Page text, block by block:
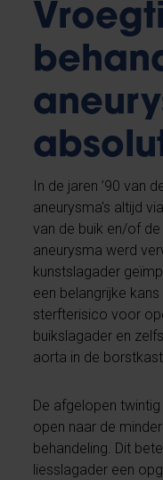
In de jaren ’90 van
aneurysma's altijd
van de buik en/of
aneurysma werd
kunstslagader
een belangrijke
sterfterisico voor
buikslagader en
aorta in de
De afgelopen
open naar de
behandeling. Dit
liesslagader een